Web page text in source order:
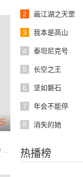
2 画江湖之天罡
3 我本是高山
4 泰坦尼克号
5 长空之王
6 坚如磐石
7 年会不能停
8 消失的她
热播榜
柯克·道格拉斯 / 安东尼·奎恩 / 卡罗琳·琼斯